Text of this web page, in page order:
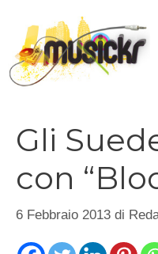
contenuto
Gli
con
6 Febbraio 2013 di